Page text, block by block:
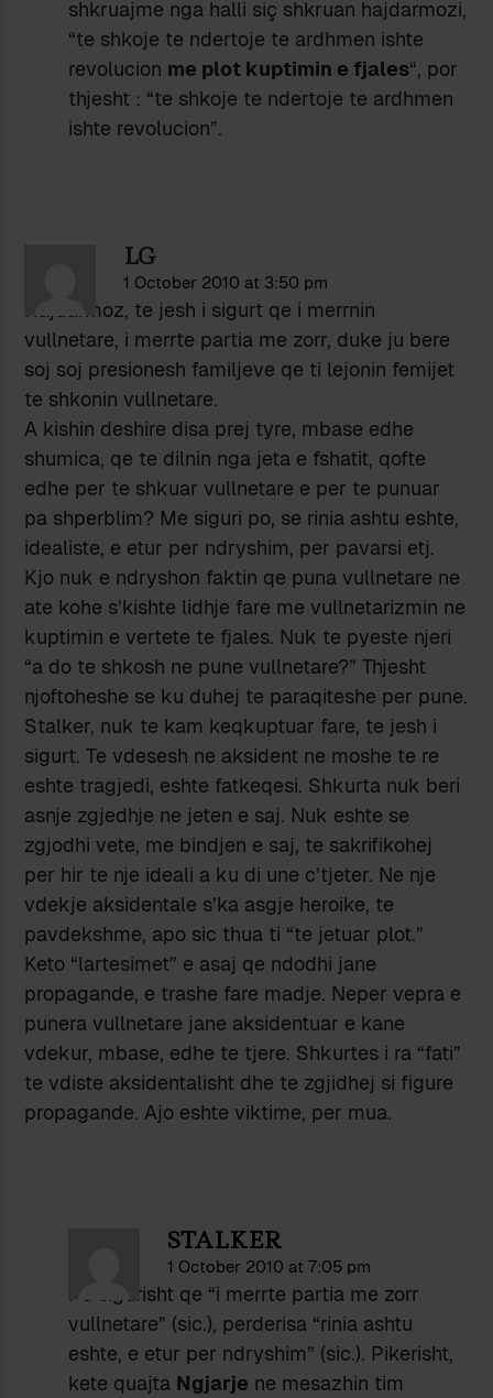
shkruajme nga halli siç shkruan hajdarmozi,
“te shkoje te ndertoje te ardhmen ishte
revolucion me plot kuptimin e fjales“, por
thjesht : “te shkoje te ndertoje te ardhmen
ishte revolucion”.
LG
1 October 2010 at 3:50 pm
Hajdarmoz, te jesh i sigurt qe i merrnin
vullnetare, i merrte partia me zorr, duke ju bere
soj soj presionesh familjeve qe ti lejonin femijet
te shkonin vullnetare.
A kishin deshire disa prej tyre, mbase edhe
shumica, qe te dilnin nga jeta e fshatit, qofte
edhe per te shkuar vullnetare e per te punuar
pa shperblim? Me siguri po, se rinia ashtu eshte,
idealiste, e etur per ndryshim, per pavarsi etj.
Kjo nuk e ndryshon faktin qe puna vullnetare ne
ate kohe s’kishte lidhje fare me vullnetarizmin ne
kuptimin e vertete te fjales. Nuk te pyeste njeri
“a do te shkosh ne pune vullnetare?” Thjesht
njoftoheshe se ku duhej te paraqiteshe per pune.
Stalker, nuk te kam keqkuptuar fare, te jesh i
sigurt. Te vdesesh ne aksident ne moshe te re
eshte tragjedi, eshte fatkeqesi. Shkurta nuk beri
asnje zgjedhje ne jeten e saj. Nuk eshte se
zgjodhi vete, me bindjen e saj, te sakrifikohej
per hir te nje ideali a ku di une c’tjeter. Ne nje
vdekje aksidentale s’ka asgje heroike, te
pavdekshme, apo sic thua ti “te jetuar plot.”
Keto “lartesimet” e asaj qe ndodhi jane
propagande, e trashe fare madje. Neper vepra e
punera vullnetare jane aksidentuar e kane
vdekur, mbase, edhe te tjere. Shkurtes i ra “fati”
te vdiste aksidentalisht dhe te zgjidhej si figure
propagande. Ajo eshte viktime, per mua.
STALKER
1 October 2010 at 7:05 pm
Po sigurisht qe “i merrte partia me zorr
vullnetare” (sic.), perderisa “rinia ashtu
eshte, e etur per ndryshim” (sic.). Pikerisht,
kete quajta Ngjarje ne mesazhin tim